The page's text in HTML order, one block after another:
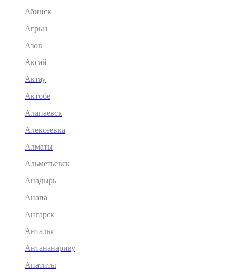
Абинск
Агрыз
Азов
Аксай
Актау
Актобе
Алапаевск
Алексеевка
Алматы
Альметьевск
Анадырь
Анапа
Ангарск
Анталья
Антананариву
Апатиты